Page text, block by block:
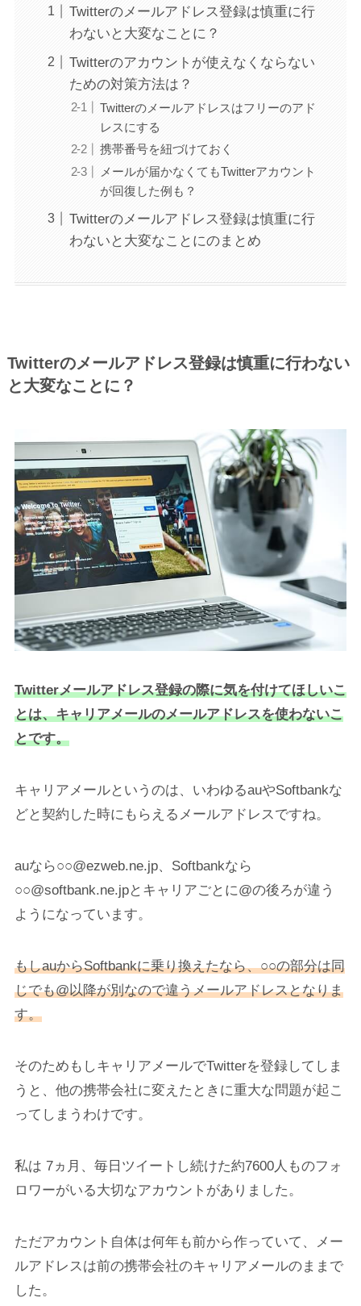
Twitterのメールアドレス登録は慎重に行
わないと大変なことに？
Twitterのアカウントが使えなくならない
ための対策方法は？
Twitterのメールアドレスはフリーのアド
レスにする
携帯番号を紐づけておく
メールが届かなくてもTwitterアカウント
が回復した例も？
Twitterのメールアドレス登録は慎重に行
わないと大変なことにのまとめ
Twitterのメールアドレス登録は慎重に行わない
と大変なことに？
Twitterメールアドレス登録の際に気を付けてほしいこ
とは、キャリアメールのメールアドレスを使わないこ
とです。
キャリアメールというのは、いわゆるauやSoftbankな
どと契約した時にもらえるメールアドレスですね。
auなら○○@ezweb.ne.jp、Softbankなら
○○@softbank.ne.jpとキャリアごとに@の後ろが違う
ようになっています。
もしauからSoftbankに乗り換えたなら、○○の部分は同
じでも@以降が別なので違うメールアドレスとなりま
す。
そのためもしキャリアメールでTwitterを登録してしま
うと、他の携帯会社に変えたときに重大な問題が起こ
ってしまうわけです。
私は 7ヵ月、毎日ツイートし続けた約7600人ものフォ
ロワーがいる大切なアカウントがありました。
ただアカウント自体は何年も前から作っていて、メー
ルアドレスは前の携帯会社のキャリアメールのままで
した。